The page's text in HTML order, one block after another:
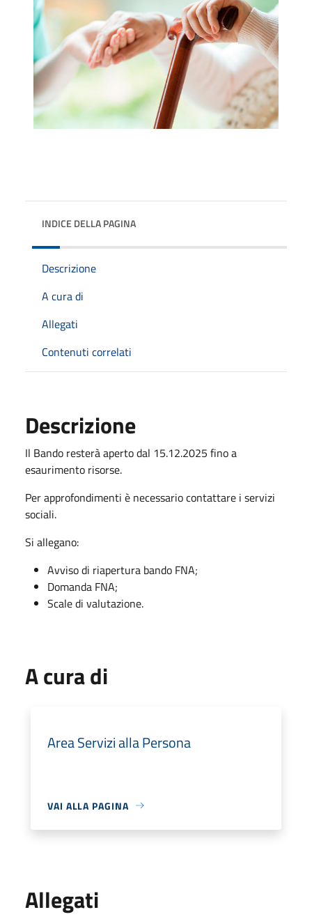
INDICE DELLA PAGINA
Descrizione
A cura di
Allegati
Contenuti correlati
Descrizione
Il Bando resterà aperto dal 15.12.2025 fino a
esaurimento risorse.
Per approfondimenti è necessario contattare i servizi
sociali.
Si allegano:
Avviso di riapertura bando FNA;
Domanda FNA;
Scale di valutazione.
A cura di
Area Servizi alla Persona
VAI ALLA PAGINA
Allegati